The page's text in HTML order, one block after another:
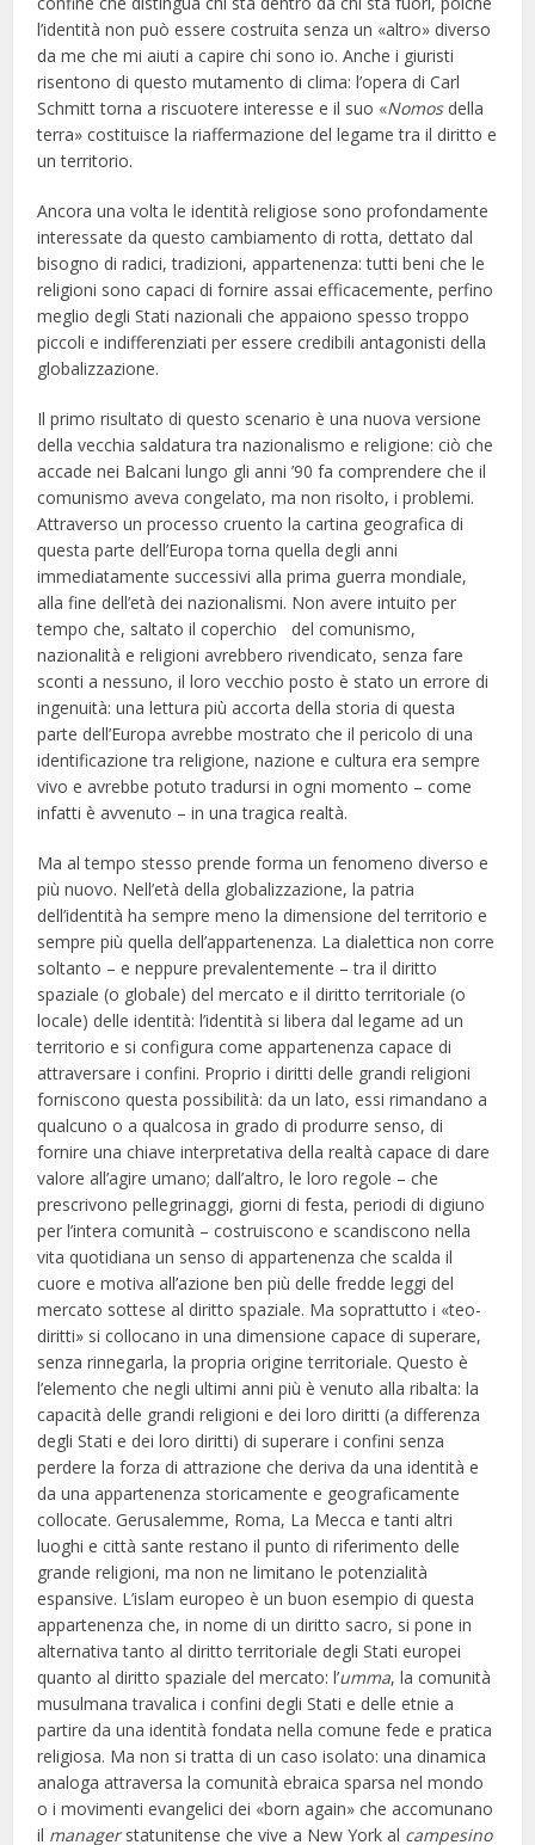
l’identità non può essere costruita senza un «altro» diverso
da me che mi aiuti a capire chi sono io. Anche i giuristi
risentono di questo mutamento di clima: l’opera di Carl
Schmitt torna a riscuotere interesse e il suo «Nomos della
terra» costituisce la riaffermazione del legame tra il diritto e
un territorio.
Ancora una volta le identità religiose sono profondamente
interessate da questo cambiamento di rotta, dettato dal
bisogno di radici, tradizioni, appartenenza: tutti beni che le
religioni sono capaci di fornire assai efficacemente, perfino
meglio degli Stati nazionali che appaiono spesso troppo
piccoli e indifferenziati per essere credibili antagonisti della
globalizzazione.
Il primo risultato di questo scenario è una nuova versione
della vecchia saldatura tra nazionalismo e religione: ciò che
accade nei Balcani lungo gli anni ’90 fa comprendere che il
comunismo aveva congelato, ma non risolto, i problemi.
Attraverso un processo cruento la cartina geografica di
questa parte dell’Europa torna quella degli anni
immediatamente successivi alla prima guerra mondiale,
alla fine dell’età dei nazionalismi. Non avere intuito per
tempo che, saltato il coperchio del comunismo,
nazionalità e religioni avrebbero rivendicato, senza fare
sconti a nessuno, il loro vecchio posto è stato un errore di
ingenuità: una lettura più accorta della storia di questa
parte dell’Europa avrebbe mostrato che il pericolo di una
identificazione tra religione, nazione e cultura era sempre
vivo e avrebbe potuto tradursi in ogni momento – come
infatti è avvenuto – in una tragica realtà.
Ma al tempo stesso prende forma un fenomeno diverso e
più nuovo. Nell’età della globalizzazione, la patria
dell’identità ha sempre meno la dimensione del territorio e
sempre più quella dell’appartenenza. La dialettica non corre
soltanto – e neppure prevalentemente – tra il diritto
spaziale (o globale) del mercato e il diritto territoriale (o
locale) delle identità: l’identità si libera dal legame ad un
territorio e si configura come appartenenza capace di
attraversare i confini. Proprio i diritti delle grandi religioni
forniscono questa possibilità: da un lato, essi rimandano a
qualcuno o a qualcosa in grado di produrre senso, di
fornire una chiave interpretativa della realtà capace di dare
valore all’agire umano; dall’altro, le loro regole – che
prescrivono pellegrinaggi, giorni di festa, periodi di digiuno
per l’intera comunità – costruiscono e scandiscono nella
vita quotidiana un senso di appartenenza che scalda il
cuore e motiva all’azione ben più delle fredde leggi del
mercato sottese al diritto spaziale. Ma soprattutto i «teo-
diritti» si collocano in una dimensione capace di superare,
senza rinnegarla, la propria origine territoriale. Questo è
l’elemento che negli ultimi anni più è venuto alla ribalta: la
capacità delle grandi religioni e dei loro diritti (a differenza
degli Stati e dei loro diritti) di superare i confini senza
perdere la forza di attrazione che deriva da una identità e
da una appartenenza storicamente e geograficamente
collocate. Gerusalemme, Roma, La Mecca e tanti altri
luoghi e città sante restano il punto di riferimento delle
grande religioni, ma non ne limitano le potenzialità
espansive. L’islam europeo è un buon esempio di questa
appartenenza che, in nome di un diritto sacro, si pone in
alternativa tanto al diritto territoriale degli Stati europei
quanto al diritto spaziale del mercato: l’umma, la comunità
musulmana travalica i confini degli Stati e delle etnie a
partire da una identità fondata nella comune fede e pratica
religiosa. Ma non si tratta di un caso isolato: una dinamica
analoga attraversa la comunità ebraica sparsa nel mondo
o i movimenti evangelici dei «born again» che accomunano
il managerstatunitense che vive a New York al campesino